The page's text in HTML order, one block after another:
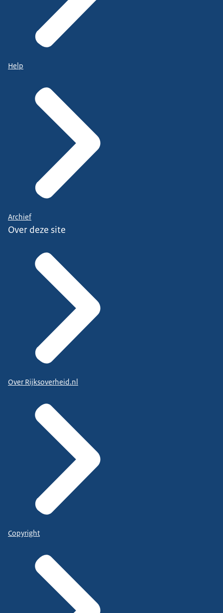
Help
Archief
Over deze site
Over Rijksoverheid.nl
Copyright